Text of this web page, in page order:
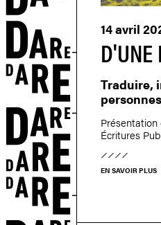
D'UNE
14 avril
Traduire,
Écritures
EN SAVOIR PLUS